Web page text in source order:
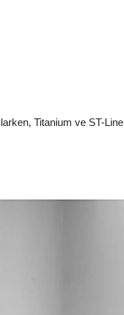
Titanium ve ST-Line